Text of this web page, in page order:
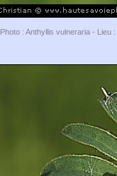
Photo : Anthyllis vulneraria -